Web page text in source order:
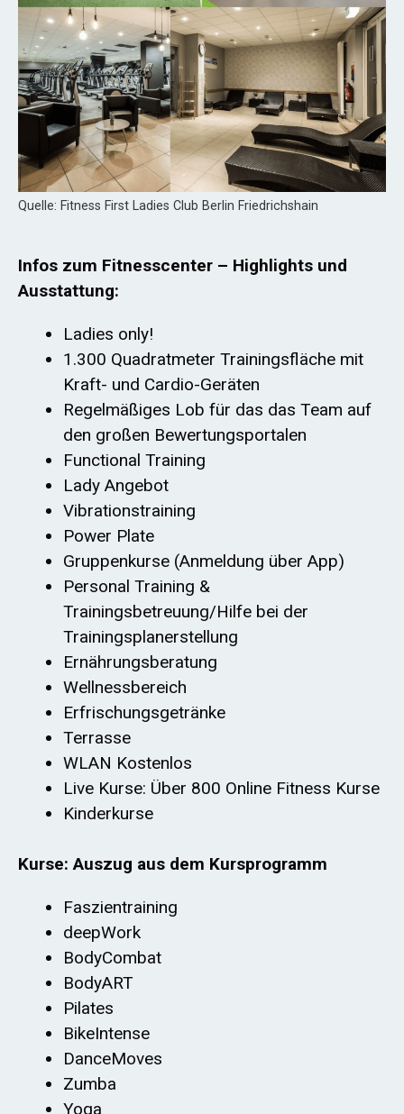
Quelle: Fitness First Ladies Club Berlin Friedrichshain
Infos zum Fitnesscenter – Highlights und
Ausstattung:
Ladies only!
1.300 Quadratmeter Trainingsfläche mit
Kraft- und Cardio-Geräten
Regelmäßiges Lob für das das Team auf
den großen Bewertungsportalen
Functional Training
Lady Angebot
Vibrationstraining
Power Plate
Gruppenkurse (Anmeldung über App)
Personal Training &
Trainingsbetreuung/Hilfe bei der
Trainingsplanerstellung
Ernährungsberatung
Wellnessbereich
Erfrischungsgetränke
Terrasse
WLAN Kostenlos
Live Kurse: Über 800 Online Fitness Kurse
Kinderkurse
Kurse: Auszug aus dem Kursprogramm
Faszientraining
deepWork
BodyCombat
BodyART
Pilates
BikeIntense
DanceMoves
Zumba
Yoga